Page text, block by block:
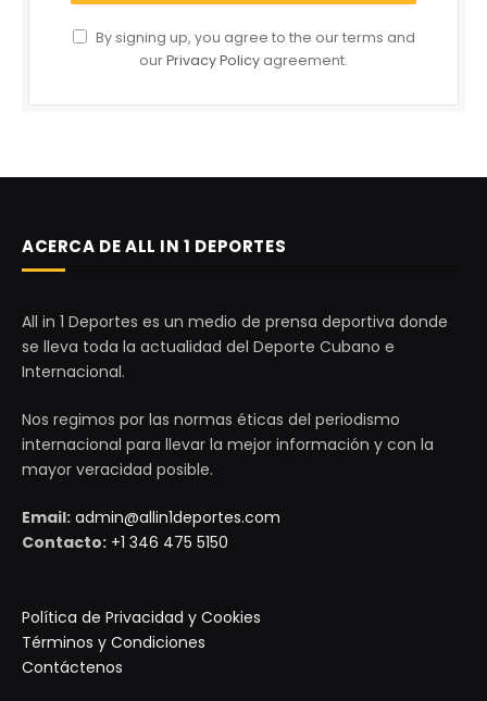
By signing up, you agree to the our terms and
ourPrivacy Policy agreement.
ACERCA DE ALL IN 1 DEPORTES
All in 1 Deportes es un medio de prensa deportiva donde
se lleva toda la actualidad del Deporte Cubano e
Internacional.
Nos regimos por las normas éticas del periodismo
internacional para llevar la mejor información y con la
mayor veracidad posible.
Email: admin@allin1deportes.com
Contacto: +1 346 475 5150
Política de Privacidad y Cookies
Términos y Condiciones
Contáctenos